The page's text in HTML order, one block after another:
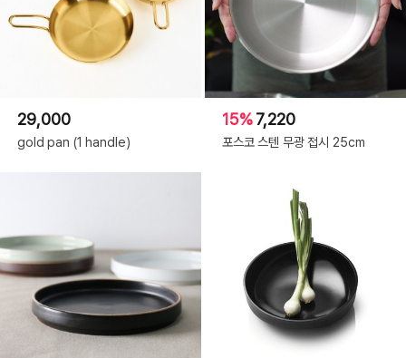
29,000
gold pan (1 handle)
15%7,220
포스코 스텐 무광 접시 25cm